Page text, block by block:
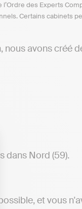
vos Options
des Experts
Certains cabinets
avons créé
dans Nord (59).
et vous